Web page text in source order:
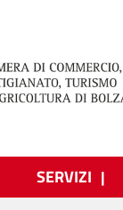
SERVIZI